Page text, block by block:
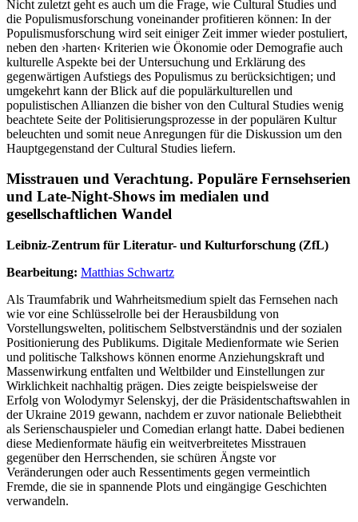
Nicht zuletzt geht es auch um die Frage, wie Cultural Studies und
die Populismusforschung voneinander profitieren können: In der
Populismusforschung wird seit einiger Zeit immer wieder postuliert,
neben den ›harten‹ Kriterien wie Ökonomie oder Demografie auch
kulturelle Aspekte bei der Untersuchung und Erklärung des
gegenwärtigen Aufstiegs des Populismus zu berücksichtigen; und
umgekehrt kann der Blick auf die populärkulturellen und
populistischen Allianzen die bisher von den Cultural Studies wenig
beachtete Seite der Politisierungsprozesse in der populären Kultur
beleuchten und somit neue Anregungen für die Diskussion um den
Hauptgegenstand der Cultural Studies liefern.
Misstrauen und Verachtung. Populäre Fernsehserien
und Late-Night-Shows im medialen und
gesellschaftlichen Wandel
Leibniz-Zentrum für Literatur- und Kulturforschung (ZfL)
Bearbeitung: Matthias Schwartz
Als Traumfabrik und Wahrheitsmedium spielt das Fernsehen nach
wie vor eine Schlüsselrolle bei der Herausbildung von
Vorstellungswelten, politischem Selbstverständnis und der sozialen
Positionierung des Publikums. Digitale Medienformate wie Serien
und politische Talkshows können enorme Anziehungskraft und
Massenwirkung entfalten und Weltbilder und Einstellungen zur
Wirklichkeit nachhaltig prägen. Dies zeigte beispielsweise der
Erfolg von Wolodymyr Selenskyj, der die Präsidentschaftswahlen in
der Ukraine 2019 gewann, nachdem er zuvor nationale Beliebtheit
als Serienschauspieler und Comedian erlangt hatte. Dabei bedienen
diese Medienformate häufig ein weitverbreitetes Misstrauen
gegenüber den Herrschenden, sie schüren Ängste vor
Veränderungen oder auch Ressentiments gegen vermeintlich
Fremde, die sie in spannende Plots und eingängige Geschichten
verwandeln.